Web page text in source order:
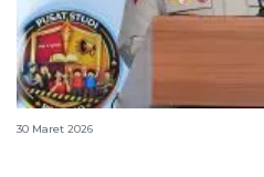
Polri bangun Laboratorium
30 Maret 2026